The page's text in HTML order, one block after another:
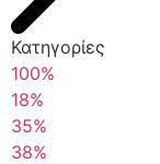
Κατηγορίες
100%
18%
35%
38%